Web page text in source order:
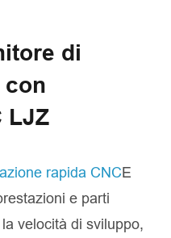
di
con
LJZ
rapida CNCE
e parti
velocità di sviluppo,